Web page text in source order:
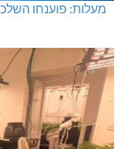
מעלות: פוענחו